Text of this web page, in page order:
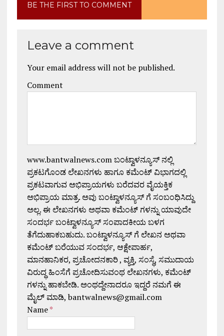
BE THE FIRST TO COMMENT
Leave a comment
Your email address will not be published.
Comment
www.bantwalnews.com ಬಂಟ್ವಾಳನ್ಯೂಸ್ ನಲ್ಲಿ
ಪ್ರಕಟಗೊಂಡ ಲೇಖನಗಳು ಹಾಗೂ ಕಮೆಂಟ್ ವಿಭಾಗದಲ್ಲಿ
ಪ್ರಕಟವಾಗುವ ಅಭಿಪ್ರಾಯಗಳು ಬರೆದವರ ವೈಯಕ್ತಿಕ
ಅಭಿಪ್ರಾಯ ಮಾತ್ರ. ಅವು ಬಂಟ್ವಾಳನ್ಯೂಸ್ ಗೆ ಸಂಬಂಧಿಸಿದ್ದು
ಅಲ್ಲ. ಈ ಲೇಖನಗಳು ಅಥವಾ ಕಮೆಂಟ್ ಗಳನ್ನು ಯಾವುದೇ
ಸಂದರ್ಭ ಬಂಟ್ವಾಳನ್ಯೂಸ್ ಸಂಪಾದಕೀಯ ಬಳಗ
ತೆಗೆದುಹಾಕಬಹುದು. ಬಂಟ್ವಾಳನ್ಯೂಸ್ ಗೆ ಲೇಖನ ಅಥವಾ
ಕಮೆಂಟ್ ಬರೆಯುವ ಸಂದರ್ಭ, ಆಕ್ಷೇಪಾರ್ಹ,
ಮಾನಹಾನಿಕರ, ಪ್ರಚೋದನಕಾರಿ , ವ್ಯಕ್ತಿ, ಸಂಸ್ಥೆ, ಸಮುದಾಯ
ವಿರುದ್ಧ ಹಿಂಸೆಗೆ ಪ್ರಚೋದಿಸುವಂಥ ಲೇಖನಗಳು, ಕಮೆಂಟ್
ಗಳನ್ನು ಹಾಕಬೇಡಿ. ಅಂಥದ್ದೇನಾದರೂ ಇದ್ದರೆ ನಮಗೆ ಈ
ಮೈಲ್ ಮಾಡಿ, bantwalnews@gmail.com
Name*